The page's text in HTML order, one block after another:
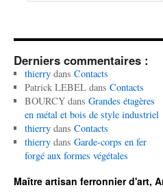
Derniers commentaires :
thierrydans Contacts
Patrick LEBELdans Contacts
BOURCYdans Grandes étagères
en métal et bois de style industriel
thierrydans Contacts
thierrydans Garde-corps en fer
forgé aux formes végétales
Maître artisan ferronnier d'art,